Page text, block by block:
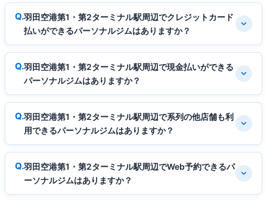
羽田空港第1・第2ターミナル駅周辺でクレジットカード
払いができるパーソナルジムはありますか？
羽田空港第1・第2ターミナル駅周辺で現金払いができる
パーソナルジムはありますか？
羽田空港第1・第2ターミナル駅周辺で系列の他店舗も利
用できるパーソナルジムはありますか？
羽田空港第1・第2ターミナル駅周辺でWeb予約できるパ
ーソナルジムはありますか？